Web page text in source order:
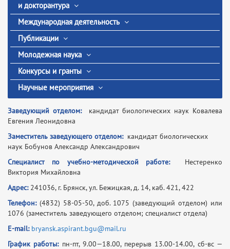
и докторантура
Международная деятельность
Публикации
Молодежная наука
Конкурсы и гранты
Научные мероприятия
Заведующий отделом:кандидат биологических наук Ковалева
Евгения Леонидовна
Заместитель заведующего отделом:кандидат биологических
наук Бобунов Александр Александрович
Специалист по учебно-методической работе:Нестеренко
Виктория Михайловна
Адрес:241036, г. Брянск, ул. Бежицкая, д. 14, каб. 421, 422
Телефон:(4832) 58-05-50, доб. 1075 (заведующий отделом) или
1076 (заместитель заведующего отделом; специалист отдела)
E-mail: bryansk.aspirant.bgu@mail.ru
График работы:пн-пт, 9.00—18.00, перерыв 13.00-14.00, сб-вс —